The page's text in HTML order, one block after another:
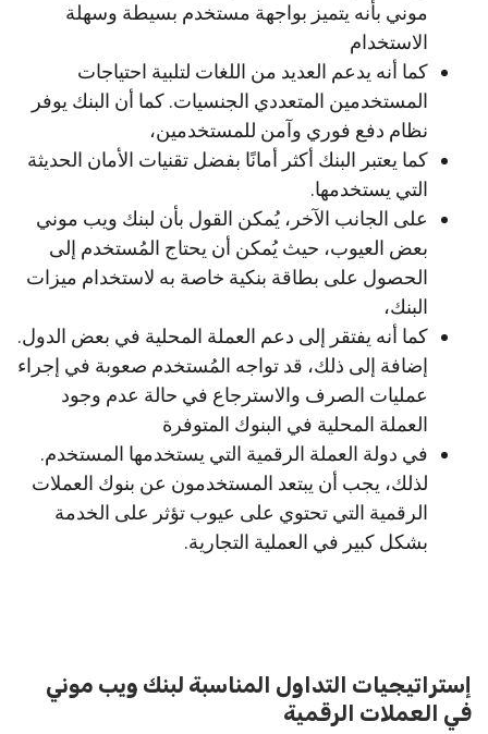
موني بأنه يتميز بواجهة مستخدم بسيطة وسهلة
الاستخدام
كما أنه يدعم العديد من اللغات لتلبية احتياجات
المستخدمين المتعددي الجنسيات. كما أن البنك يوفر
نظام دفع فوري وآمن للمستخدمين،
كما يعتبر البنك أكثر أمانًا بفضل تقنيات الأمان الحديثة
التي يستخدمها.
على الجانب الآخر، يُمكن القول بأن لبنك ويب موني
بعض العيوب، حيث يُمكن أن يحتاج المُستخدم إلى
الحصول على بطاقة بنكية خاصة به لاستخدام ميزات
البنك،
كما أنه يفتقر إلى دعم العملة المحلية في بعض الدول.
إضافة إلى ذلك، قد تواجه المُستخدم صعوبة في إجراء
عمليات الصرف والاسترجاع في حالة عدم وجود
العملة المحلية في البنوك المتوفرة
في دولة العملة الرقمية التي يستخدمها المستخدم.
لذلك، يجب أن يبتعد المستخدمون عن بنوك العملات
الرقمية التي تحتوي على عيوب تؤثر على الخدمة
بشكل كبير في العملية التجارية.
إستراتيجيات التداول المناسبة لبنك ويب موني
في العملات الرقمية